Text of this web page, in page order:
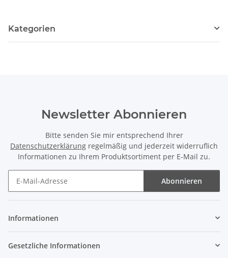
Kategorien
Newsletter Abonnieren
Bitte senden Sie mir entsprechend Ihrer
Datenschutzerklärung regelmäßig und jederzeit widerruflich
Informationen zu Ihrem Produktsortiment per E-Mail zu.
Abonnieren
Informationen
Gesetzliche Informationen